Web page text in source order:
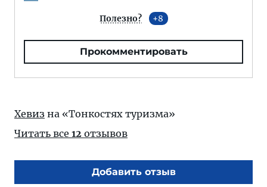
Полезно? 8
Прокомментировать
Хевиз на «Тонкостях туризма»
Читать все 12 отзывов
Добавить отзыв